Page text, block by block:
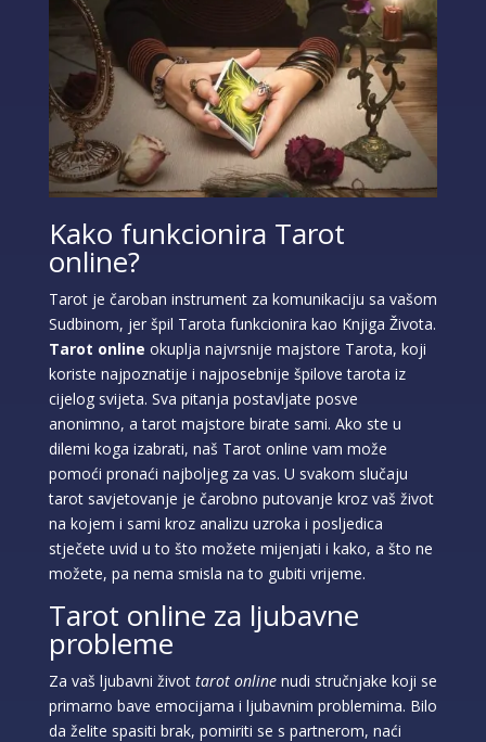
Kako funkcionira Tarot
online?
Tarot je čaroban instrument za komunikaciju sa vašom
Sudbinom, jer špil Tarota funkcionira kao Knjiga Života.
Tarot online okuplja najvrsnije majstore Tarota, koji
koriste najpoznatije i najposebnije špilove tarota iz
cijelog svijeta. Sva pitanja postavljate posve
anonimno, a tarot majstore birate sami. Ako ste u
dilemi koga izabrati, naš Tarot online vam može
pomoći pronaći najboljeg za vas. U svakom slučaju
tarot savjetovanje je čarobno putovanje kroz vaš život
na kojem i sami kroz analizu uzroka i posljedica
stječete uvid u to što možete mijenjati i kako, a što ne
možete, pa nema smisla na to gubiti vrijeme.
Tarot online za ljubavne
probleme
Za vaš ljubavni život tarot onlinenudi stručnjake koji se
primarno bave emocijama i ljubavnim problemima. Bilo
da želite spasiti brak, pomiriti se s partnerom, naći